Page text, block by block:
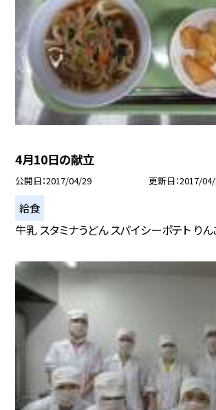
4月10日の献立
公開日 2017/04/29 更新日 2017/
給食
牛乳 スタミナうどん スパイシーポテト りん